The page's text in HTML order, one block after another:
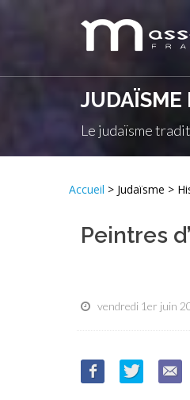
JUDAÏSME
Le judaïsme
Accueil > Judaïsme >
Peintres
vendredi 1er juin